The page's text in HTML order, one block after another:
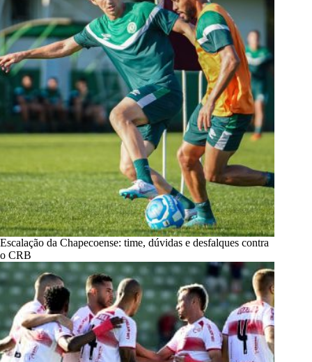
Escalação da Chapecoense: time, dúvidas e desfalques contra
o CRB